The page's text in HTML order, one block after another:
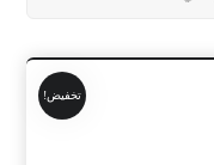
تخفيض!